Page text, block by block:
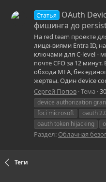
Статья
OAuth
фишинга до
На red team проекте
лицензиями Entra ID,
ключами для C-level -
почте CFO за 12
обхода MFA, без
жертвы. Один device
Сергей Попов Тема
device authorization
foci microsoft
oauth
oauth token hijacking
Раздел: Облачная
Теги